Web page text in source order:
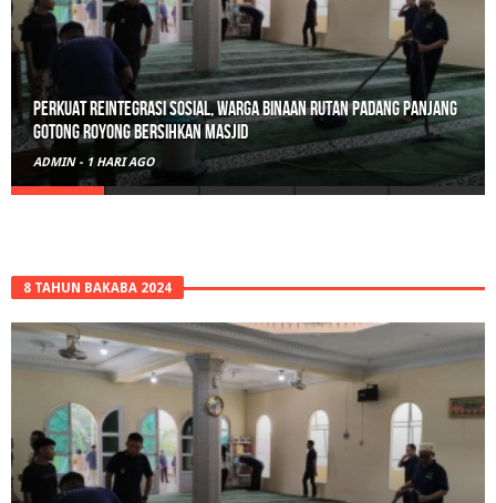
Polisi Sita 82 Paket Ganja Siap Edar di Tanah Datar
ADMIN - 2 HARI AGO
8 TAHUN BAKABA 2024